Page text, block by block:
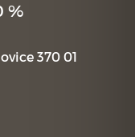
%
370 01